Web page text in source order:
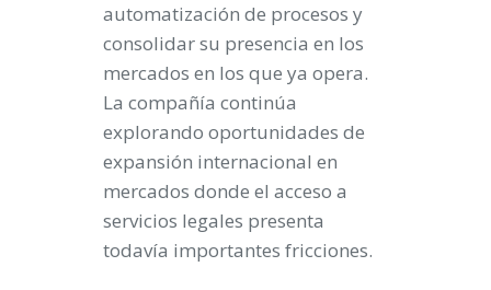
automatización de procesos y
consolidar su presencia en los
mercados en los que ya opera.
La compañía continúa
explorando oportunidades de
expansión internacional en
mercados donde el acceso a
servicios legales presenta
todavía importantes fricciones.